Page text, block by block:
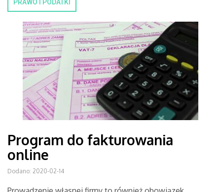
PRAWO I PODATKI
Program do fakturowania
online
Dodano: 2020-02-14